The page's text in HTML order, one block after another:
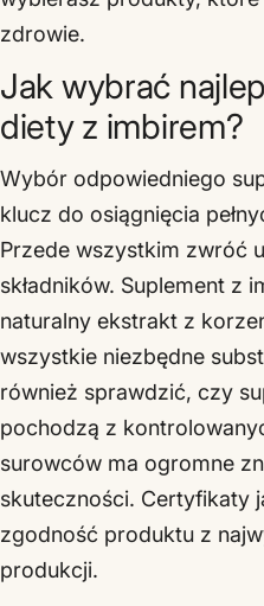
zdrowie.
Jak wybrać
diety z imbirem?
Wybór odpowiedniego
klucz do osiągnięcia
Przede wszystkim zwróć
składników. Suplement z
naturalny ekstrakt z
wszystkie niezbędne
również sprawdzić, czy
pochodzą z
surowców ma ogromne
skuteczności. Certyfikaty
zgodność produktu z
produkcji.